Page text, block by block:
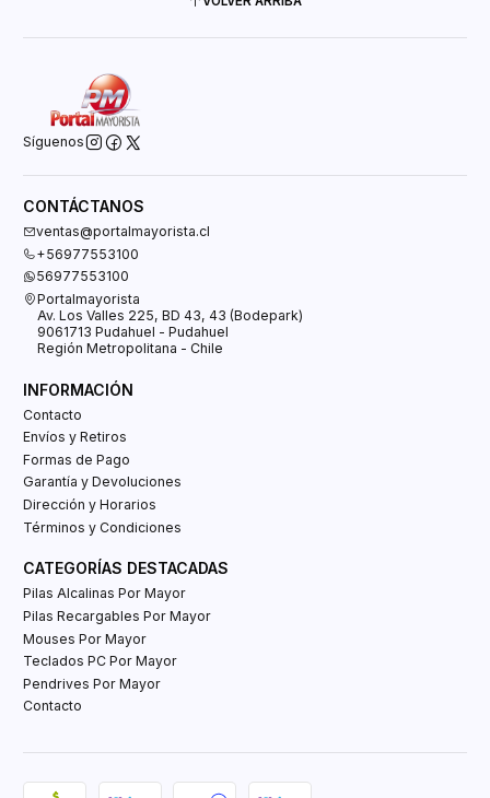
Síguenos
CONTÁCTANOS
ventas@portalmayorista.cl
+56977553100
56977553100
Portalmayorista
Av. Los Valles 225, BD 43, 43 (Bodepark)
9061713 Pudahuel - Pudahuel
Región Metropolitana - Chile
INFORMACIÓN
Contacto
Envíos y Retiros
Formas de Pago
Garantía y Devoluciones
Dirección y Horarios
Términos y Condiciones
CATEGORÍAS DESTACADAS
Pilas Alcalinas Por Mayor
Pilas Recargables Por Mayor
Mouses Por Mayor
Teclados PC Por Mayor
Pendrives Por Mayor
Contacto